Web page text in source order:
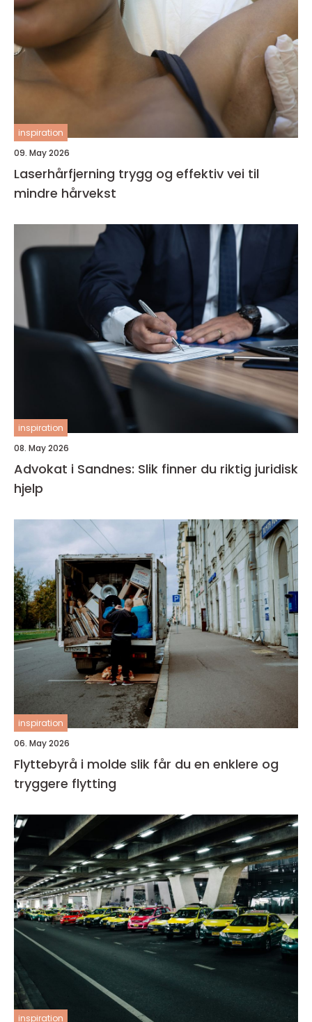
inspiration
09. May 2026
Laserhårfjerning trygg og effektiv vei til
mindre hårvekst
inspiration
08. May 2026
Advokat i Sandnes: Slik finner du riktig juridisk
hjelp
inspiration
06. May 2026
Flyttebyrå i molde slik får du en enklere og
tryggere flytting
inspiration